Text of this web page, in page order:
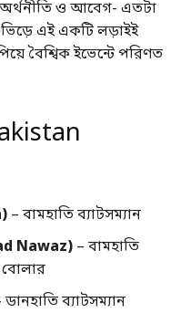
অর্থনীতি ও আবেগ- এতটা
ভিড়ে এই একটি লড়াইই
বৈশ্বিক ইভেন্টে পরিণত
– বামহাতি ব্যাটসম্যান
Nawaz) – বামহাতি
বোলার
ডানহাতি ব্যাটসম্যান